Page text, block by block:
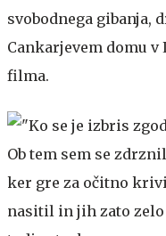
svobodnega gibanja,
Cankarjevem domu
filma.